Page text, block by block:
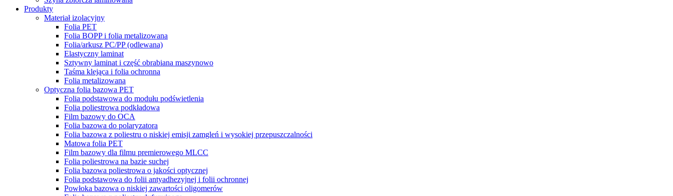
Produkty
Materiał izolacyjny
Folia PET
Folia BOPP i folia metalizowana
Folia/arkusz PC/PP (odlewana)
Elastyczny laminat
Sztywny laminat i część obrabiana maszynowo
Taśma klejąca i folia ochronna
Folia metalizowana
Optyczna folia bazowa PET
Folia podstawowa do modułu podświetlenia
Folia poliestrowa podkładowa
Film bazowy do OCA
Folia bazowa do polaryzatora
Folia bazowa z poliestru o niskiej emisji zamgleń i wysokiej przepuszczalności
Matowa folia PET
Film bazowy dla filmu premierowego MLCC
Folia poliestrowa na bazie suchej
Folia bazowa poliestrowa o jakości optycznej
Folia podstawowa do folii antyadhezyjnej i folii ochronnej
Powłoka bazowa o niskiej zawartości oligomerów